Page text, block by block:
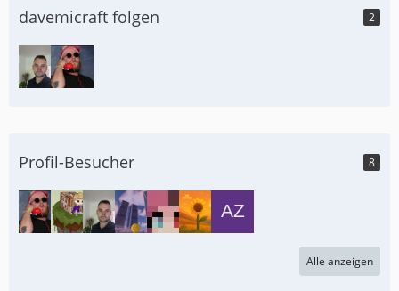
davemicraft folgen 2
Profil-Besucher 8
Alle anzeigen